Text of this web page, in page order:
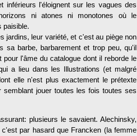
inférieurs l'éloignent sur les vagues des
ni atones ni monotones où le
paisible.
jardins, leur variété, et c'est au piège non
sa barbe, barbarement et trop peu, qu'il
l'âme du catalogue dont il reborde le
a lieu dans les Illustrations (et malgré
elle n'est plus exactement le prétexte
jouer toutes les fois toutes ses
plusieurs le savaient. Alechinsky,
par hasard que Francken (la femme